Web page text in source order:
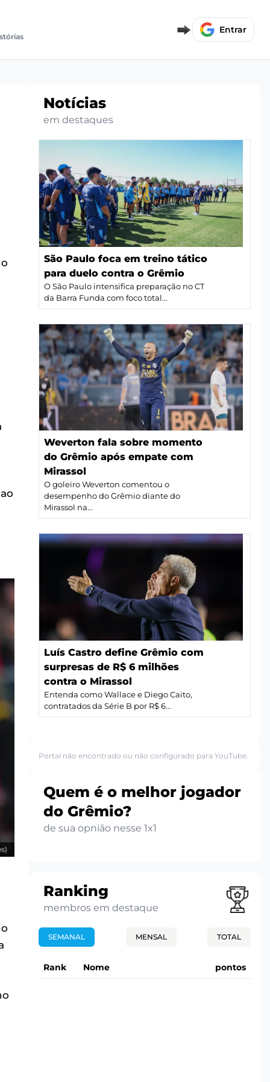
Entrar
Notícias
em destaques
São Paulo foca em treino tático
para duelo contra o Grêmio
O São Paulo intensifica preparação no CT
da Barra Funda com foco total...
Weverton fala sobre momento
do Grêmio após empate com
Mirassol
O goleiro Weverton comentou o
desempenho do Grêmio diante do
Mirassol na...
Luís Castro define Grêmio com
surpresas de R$ 6 milhões
contra o Mirassol
Entenda como Wallace e Diego Caito,
contratados da Série B por R$ 6...
Portal não encontrado ou não configurado para YouTube.
Quem é o melhor jogador
do Grêmio?
de sua opnião nesse 1x1
Ranking
membros em destaque
SEMANAL MENSAL TOTAL
Rank Nome pontos